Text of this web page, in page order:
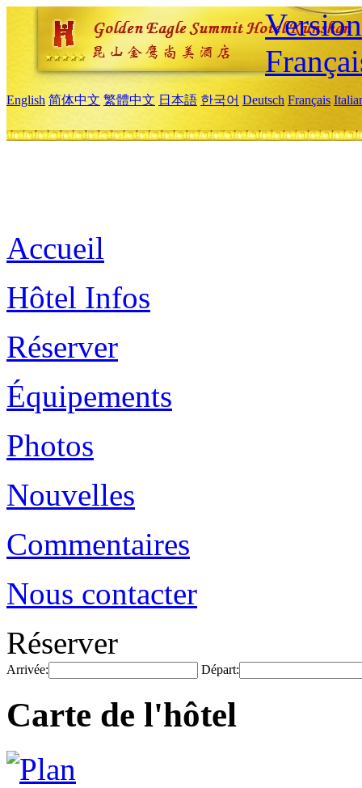
English 简体中文 繁體中文 日本語 한국어 Deutsch Français
Accueil
Hôtel Infos
Réserver
Équipements
Photos
Nouvelles
Commentaires
Nous contacter
Réserver
Arrivée: Départ:
Carte de l'hôtel